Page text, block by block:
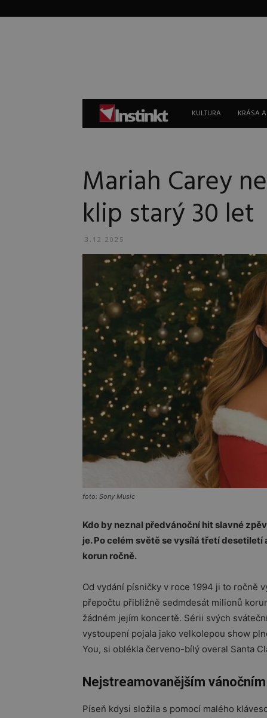
Instinkt
KULTURA KRÁSA
Mariah Carey
klip starý 30 let
3.12.2025
foto: Sony Music
Kdo by neznal předvánoční hit slavné
je. Po celém světě se vysílá třetí
korun ročně.
Od vydání písničky v roce 1994 ji to ročně
přepočtu přibližně sedmdesát milionů
žádném jejím koncertě. Sérii svých
vystoupení pojala jako velkolepou show
You, si oblékla červeno-bílý overal Santa
Nejstreamovanějším
Píseň kdysi složila s pomocí malého